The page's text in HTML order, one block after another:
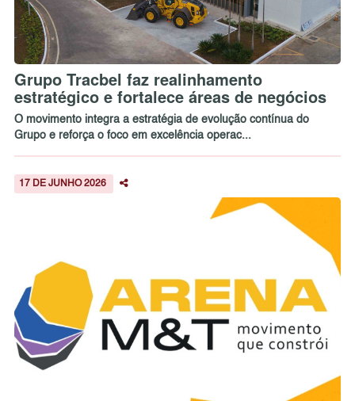
Grupo Tracbel faz realinhamento
estratégico e fortalece áreas de negócios
O movimento integra a estratégia de evolução contínua do
Grupo e reforça o foco em excelência operac...
17 DE JUNHO 2026